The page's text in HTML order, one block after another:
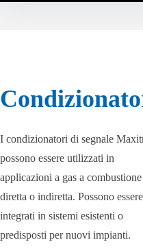
I condizionatori di segnale
possono essere utilizzati in
applicazioni a gas a combustione
diretta o indiretta. Possono essere
integrati in sistemi esistenti o
predisposti per nuovi impianti.